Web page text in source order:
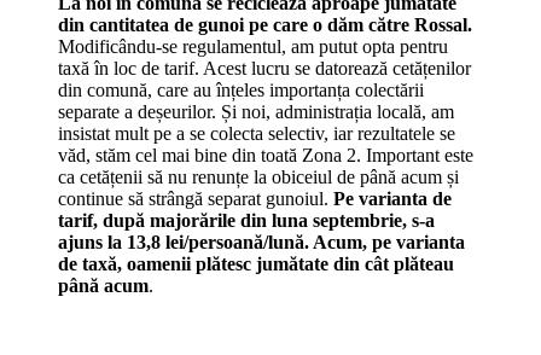
din cantitatea de gunoi pe care o dăm către Rossal.
Modificându-se regulamentul, am putut opta pentru
taxă în loc de tarif. Acest lucru se datorează cetățenilor
din comună, care au înțeles importanța colectării
separate a deșeurilor. Și noi, administrația locală, am
insistat mult pe a se colecta selectiv, iar rezultatele se
văd, stăm cel mai bine din toată Zona 2. Important este
ca cetățenii să nu renunțe la obiceiul de până acum și
continue să strângă separat gunoiul. Pe varianta de
tarif, după majorările din luna septembrie, s-a
ajuns la 13,8 lei/persoană/lună. Acum, pe varianta
de taxă, oamenii plătesc jumătate din cât plăteau
până acum.